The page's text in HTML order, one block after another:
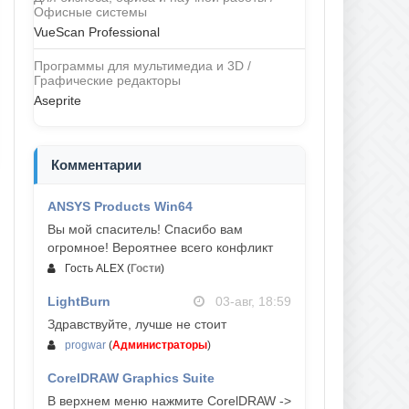
Офисные системы
VueScan Professional
Программы для мультимедиа и 3D /
Графические редакторы
Aseprite
Комментарии
ANSYS Products Win64
Вы мой спаситель! Спасибо вам
огромное! Вероятнее всего конфликт
Гость ALEX (Гости)
LightBurn
03-авг, 18:59
Здравствуйте, лучше не стоит
progwar (Администраторы)
CorelDRAW Graphics Suite
03-авг, 18:58
В верхнем меню нажмите CorelDRAW ->